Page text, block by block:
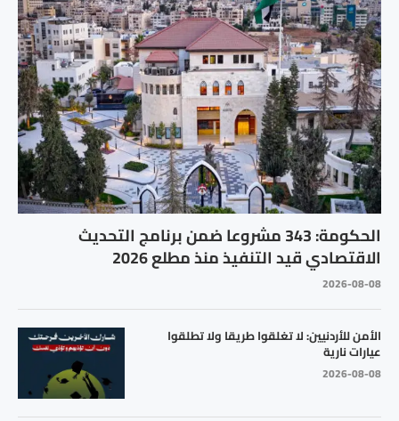
الحكومة: 343 مشروعا ضمن برنامج التحديث
الاقتصادي قيد التنفيذ منذ مطلع 2026
2026-08-08
الأمن للأردنيين: لا تغلقوا طريقا ولا تطلقوا
عيارات نارية
2026-08-08